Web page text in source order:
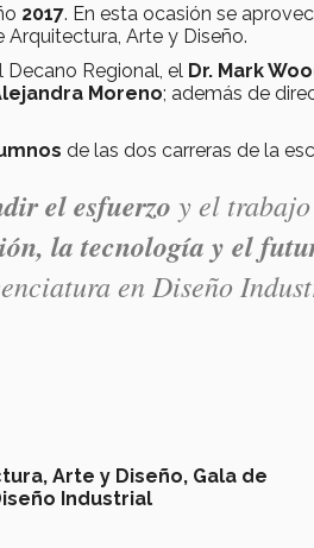
2017. En esta ocasión se
Arte y Diseño.
Decano Regional, el Dr. Mark
Moreno; además de
de las dos carreras de la
el esfuerzo y el
la tecnología y el
en Diseño
Arte y Diseño, Gala de
Industrial